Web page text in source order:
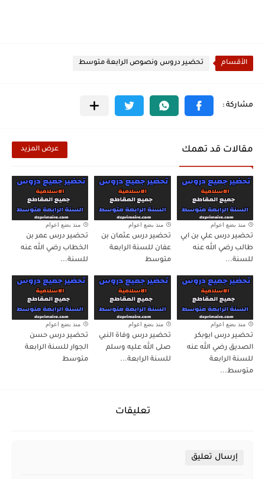
الأقسام تحضير دروس ونصوص الرابعة متوسط
مقالات قد تهمك عرض المزيد
منذ بضع اعوام
تحضير درس علي بن ابي
طالب رضي الله عنه
للسنة...
منذ بضع اعوام
تحضير درس عثمان بن
عفان للسنة الرابعة
متوسط
منذ بضع اعوام
تحضير درس عمر بن
الخطاب رضي الله عنه
للسنة...
منذ بضع اعوام
تحضير درس ابوبكر
الصديق رضي الله عنه
للسنة الرابعة
متوسط...
منذ بضع اعوام
تحضير درس وفاة النبي
صلى الله عليه وسلم
للسنة الرابعة...
منذ بضع اعوام
تحضير درس حسن
الجوار للسنة الرابعة
متوسط
تعليقات
إرسال تعليق